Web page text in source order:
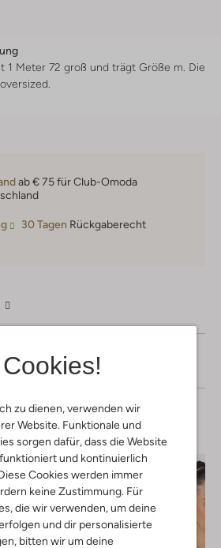
zu dienen, verwenden wir
Website. Funktionale und
sorgen dafür, dass die Website
und kontinuierlich
Cookies werden immer
keine Zustimmung. Für
die wir verwenden, um deine
und dir personalisierte
bitten wir um deine
1 Meter 72 groß und trägt Größe m. Die
oversized
ab € 75 für Club-Omoda
30 Tagen Rückgaberecht
deinenLook